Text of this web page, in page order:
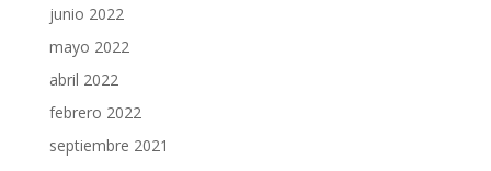
junio 2022
mayo 2022
abril 2022
febrero 2022
septiembre 2021